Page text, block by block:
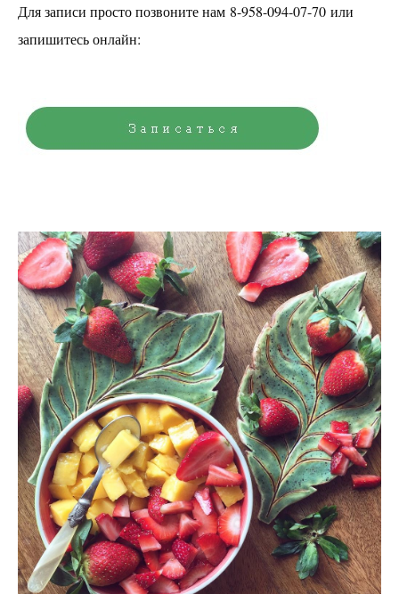
Для записи просто позвоните нам 8-958-094-07-70 или
запишитесь онлайн: